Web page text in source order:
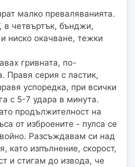
малко преваляванията.
в четвъртък, бънджи,
ниско окачване, тежки
гривната, по-
Правя серия с ластик,
успоредка, при всички
с 5-7 удара в минута.
продължителност на
от изброените - пулса се
Разсъждавам си над
като изпълнение, скорост,
и стигам до извода, че